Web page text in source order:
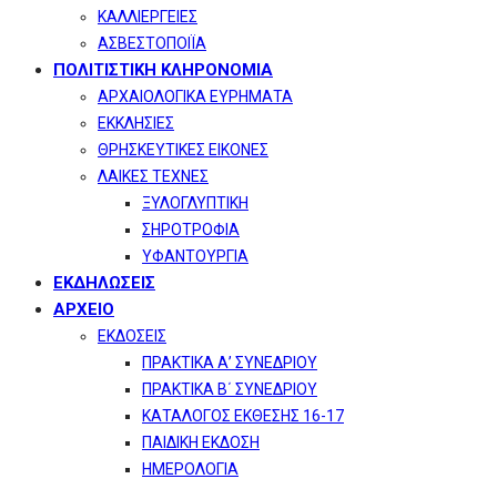
ΚΑΛΛΙΕΡΓΕΙΕΣ
ΑΣΒΕΣΤΟΠΟΙΪΑ
ΠΟΛΙΤΙΣΤΙΚΗ ΚΛΗΡΟΝΟΜΙΑ
ΑΡΧΑΙΟΛΟΓΙΚΑ ΕΥΡΗΜΑΤΑ
ΕΚΚΛΗΣΙΕΣ
ΘΡΗΣΚΕΥΤΙΚΕΣ ΕΙΚΟΝΕΣ
ΛΑΙΚΕΣ ΤΕΧΝΕΣ
ΞΥΛΟΓΛΥΠΤΙΚΗ
ΣΗΡΟΤΡΟΦΙΑ
ΥΦΑΝΤΟΥΡΓΙΑ
ΕΚΔΗΛΩΣΕΙΣ
ΑΡΧΕΙΟ
ΕΚΔΟΣΕΙΣ
ΠΡΑΚΤΙΚΑ Α’ ΣΥΝΕΔΡΙΟΥ
ΠΡΑΚΤΙΚΑ Β΄ ΣΥΝΕΔΡΙΟΥ
ΚΑΤΑΛΟΓΟΣ ΕΚΘΕΣΗΣ 16-17
ΠΑΙΔΙΚΗ ΕΚΔΟΣΗ
ΗΜΕΡΟΛΟΓΙΑ